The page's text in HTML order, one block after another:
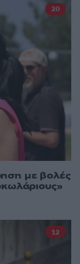
με βολές
20
12